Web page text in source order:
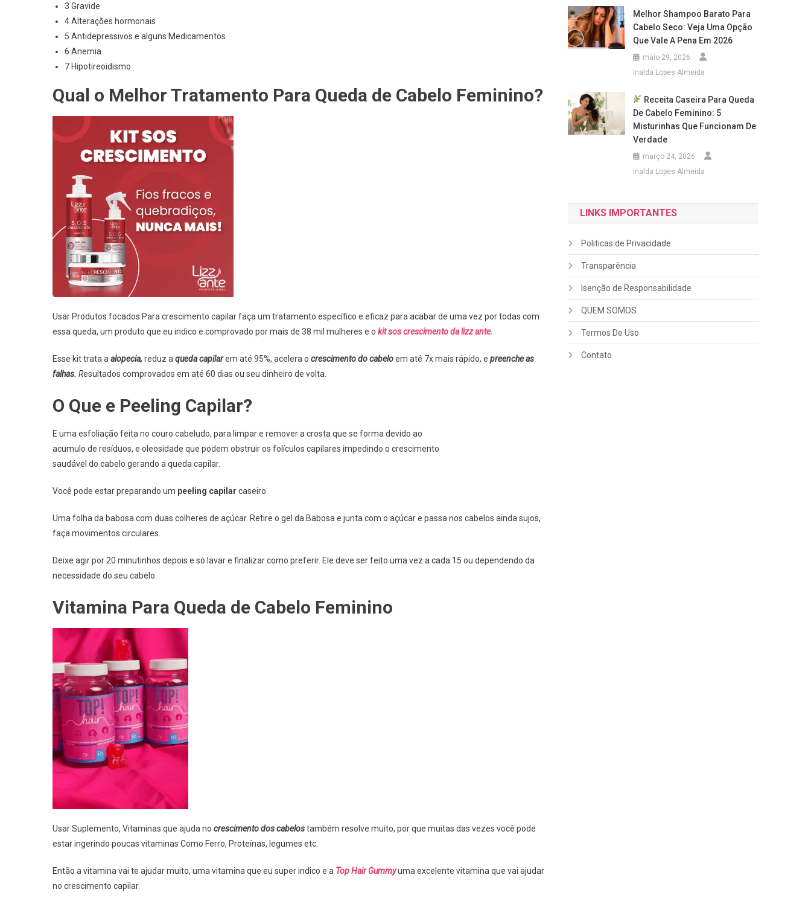
3 Gravide
4 Alterações hormonais
5 Antidepressivos e alguns Medicamentos
6 Anemia
7 Hipotireoidismo
Qual o Melhor Tratamento Para Queda de Cabelo Feminino?
Usar Produtos focados Para crescimento capilar faça um tratamento específico e eficaz para acabar de uma vez por todas com
essa queda, um produto que eu indico e comprovado por mais de 38 mil mulheres e o kit sos crescimento da lizz ante.
Esse kit trata a alopecia, reduz a queda capilarem até 95%, acelera o crescimento do cabeloem até 7x mais rápido, e preenche as
falhas. Resultados comprovados em até 60 dias ou seu dinheiro de volta.
O Que e Peeling Capilar?
E uma esfoliação feita no couro cabeludo, para limpar e remover a crosta que se forma devido ao
acumulo de resíduos, e oleosidade que podem obstruir os folículos capilares impedindo o crescimento
saudável do cabelo gerando a queda capilar.
Você pode estar preparando um peeling capilar caseiro.
Uma folha da babosa com duas colheres de açúcar. Retire o gel da Babosa e junta com o açúcar e passa nos cabelos ainda sujos,
faça movimentos circulares.
Deixe agir por 20 minutinhos depois e só lavar e finalizar como preferir. Ele deve ser feito uma vez a cada 15 ou dependendo da
necessidade do seu cabelo.
Vitamina Para Queda de Cabelo Feminino
Usar Suplemento, Vitaminas que ajuda no crescimento dos cabelostambém resolve muito, por que muitas das vezes você pode
estar ingerindo poucas vitaminas Como Ferro, Proteínas, legumes etc.
Então a vitamina vai te ajudar muito, uma vitamina que eu super indico e a Top Hair Gummyuma excelente vitamina que vai ajudar
no crescimento capilar.
Melhor Shampoo Barato Para
Cabelo Seco: Veja Uma Opção
Que Vale A Pena Em 2026
maio 29, 2026
Inalda Lopes Almeida
Receita Caseira Para Queda
De Cabelo Feminino: 5
Misturinhas Que Funcionam De
Verdade
março 24, 2026
Inalda Lopes Almeida
LINKS IMPORTANTES
Politicas de Privacidade
Transparência
Isenção de Responsabilidade
QUEM SOMOS
Termos De Uso
Contato